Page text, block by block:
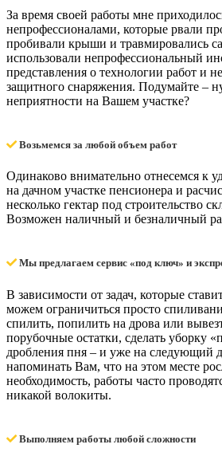
За время своей работы мне
непрофессионалами, которые рвали
пробивали крыши и травмировались
использовали непрофессиональный
представления о технологии работ и
защитного снаряжения. Подумайте –
неприятности на Вашем участке?
Возьмемся за любой объем работ
Одинаково внимательно отнесемся к
на дачном участке пенсионера и
несколько гектар под строительство
Возможен наличный и безналичный
Мы предлагаем сервис «под ключ» и
В зависимости от задач, которые
можем ограничиться просто
спилить, попилить на дрова или
порубочные остатки, сделать уборку
дробления пня – и уже на следующий
напоминать Вам, что на этом месте
необходимость, работы часто
никакой волокиты.
Выполняем работы любой сложности